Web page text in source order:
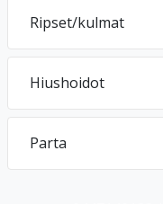
Ripset/kulmat
Hiushoidot
Parta